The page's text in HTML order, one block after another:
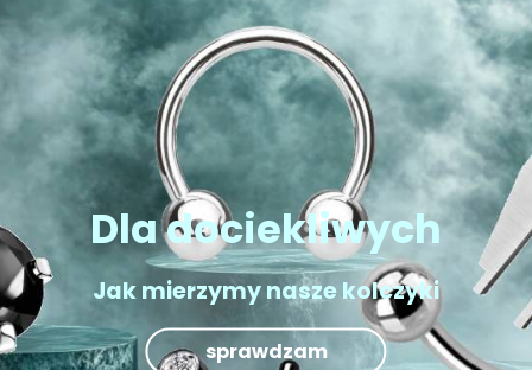
Dla dociekliwych
Jak mierzymy nasze kolczyki
sprawdzam